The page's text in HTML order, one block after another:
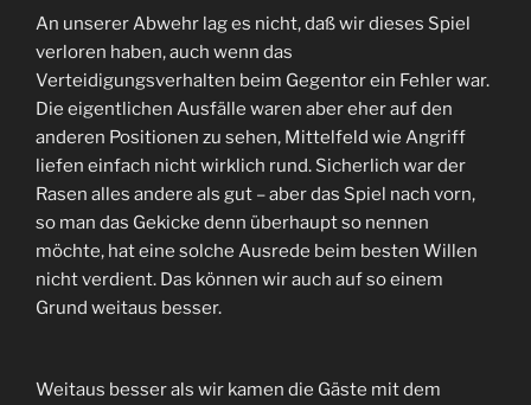
An unserer Abwehr lag es nicht, daß wir dieses Spiel
verloren haben, auch wenn das
Verteidigungsverhalten beim Gegentor ein Fehler war.
Die eigentlichen Ausfälle waren aber eher auf den
anderen Positionen zu sehen, Mittelfeld wie Angriff
liefen einfach nicht wirklich rund. Sicherlich war der
Rasen alles andere als gut – aber das Spiel nach vorn,
so man das Gekicke denn überhaupt so nennen
möchte, hat eine solche Ausrede beim besten Willen
nicht verdient. Das können wir auch auf so einem
Grund weitaus besser.
Weitaus besser als wir kamen die Gäste mit dem